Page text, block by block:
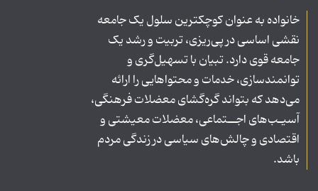
خانواده به عنوان کوچکترین سلول یک جامعه
نقشی اساسی در پی‌ریزی، تربیت و رشد یک
جامعه قوی دارد. تبیان با تسهیل‌گری و
توانمندسازی، خدمات و محتواهایی را ارائه
می‌دهد که بتواند گره‌گشای معضلات فرهنگی،
آسیـب‌های اجــتماعی، معضلات معیشتی و
اقتصادی و چالش‌های سیاسی در زندگی مردم
باشد.